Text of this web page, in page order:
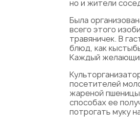
но и жители
Была
всего этого
травяничек. В
блюд, как
Каждый
посетителей
жареной
способах ее
потрогать муку